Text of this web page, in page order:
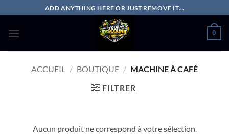
au
contenu
ADD ANYTHING HERE OR JUST REMOVE IT...
0
ACCUEIL / BOUTIQUE / MACHINE À CAFÉ
FILTRER
Aucun produit ne correspond à votre sélection.